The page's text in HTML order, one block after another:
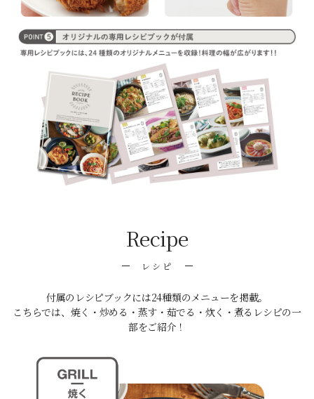
Recipe
レシピ
付属のレシピブックには24種類のメニューを掲載。
こちらでは、焼く・炒める・蒸す・茹でる・炊く・煮るレシピの一
部をご紹介！